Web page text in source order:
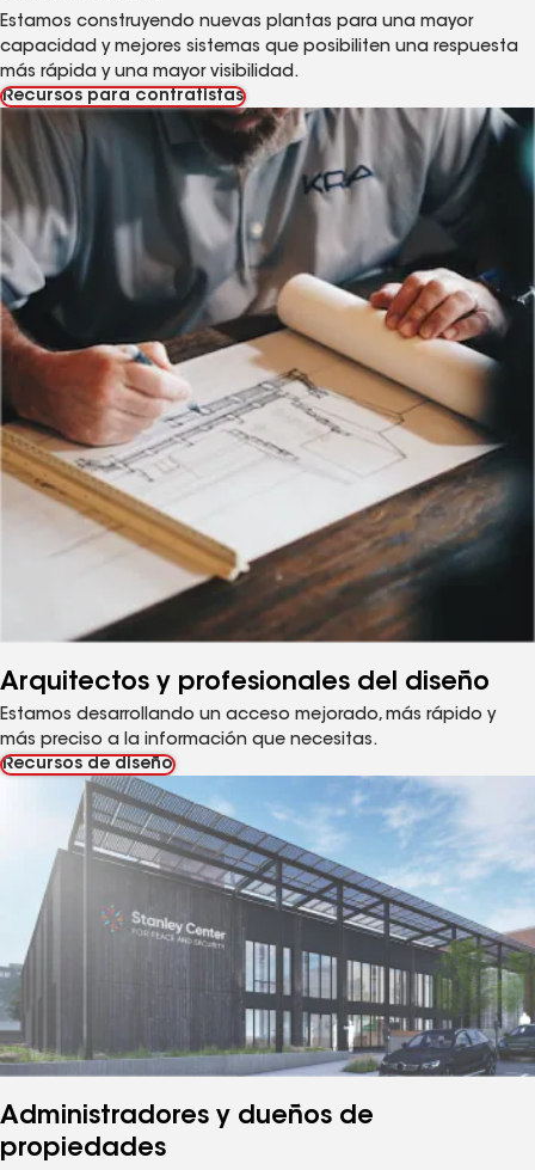
Estamos construyendo nuevas plantas para una mayor
capacidad y mejores sistemas que posibiliten una respuesta
más rápida y una mayor visibilidad.
Recursos para contratistas
Arquitectos y profesionales del diseño
Estamos desarrollando un acceso mejorado, más rápido y
más preciso a la información que necesitas.
Recursos de diseño
Administradores y dueños de
propiedades